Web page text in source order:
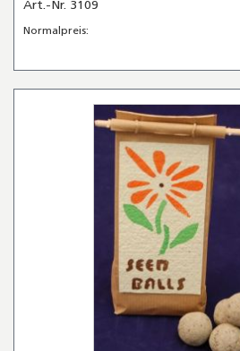
Art.-Nr. 3109
Normalpreis: